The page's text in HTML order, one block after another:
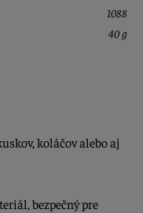
1088
40 g
koláčov alebo aj
bezpečný pre